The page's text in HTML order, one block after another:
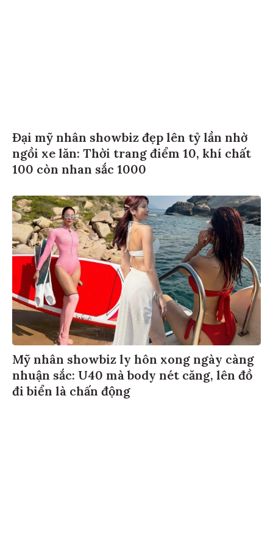
Đại mỹ nhân showbiz đẹp lên tỷ lần nhờ
ngồi xe lăn: Thời trang điểm 10, khí chất
100 còn nhan sắc 1000
Mỹ nhân showbiz ly hôn xong ngày càng
nhuận sắc: U40 mà body nét căng, lên đồ
đi biển là chấn động